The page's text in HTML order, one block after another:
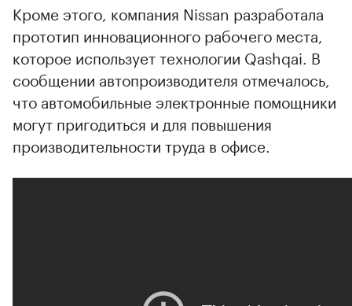
Кроме этого, компания Nissan разработала
прототип инновационного рабочего места,
которое использует технологии Qashqai. В
сообщении автопроизводителя отмечалось,
что автомобильные электронные помощники
могут пригодиться и для повышения
производительности труда в офисе.